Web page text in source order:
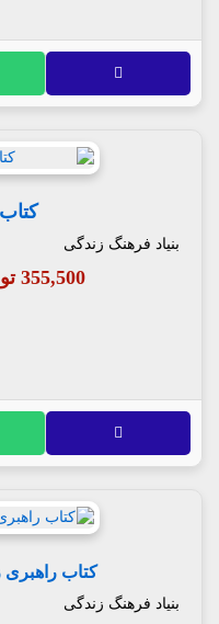
بنیاد فرهنگ زندگی
355,500 تومان
کتاب راهبری
بنیاد فرهنگ زندگی